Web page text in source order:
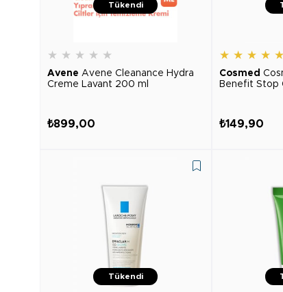
Tükendi
★ ★ ★ ★ ★
Avene Avene Cleanance Hydra
Creme Lavant 200 ml
₺899,00
★ ★ ★ ★ ★
Cosmed
Benefit Stop
₺149,90
Tükendi